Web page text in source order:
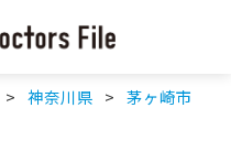
神奈川県 茅ヶ崎市